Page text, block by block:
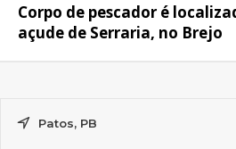
Corpo de pescador é
açude de Serraria, no Brejo
Patos, PB